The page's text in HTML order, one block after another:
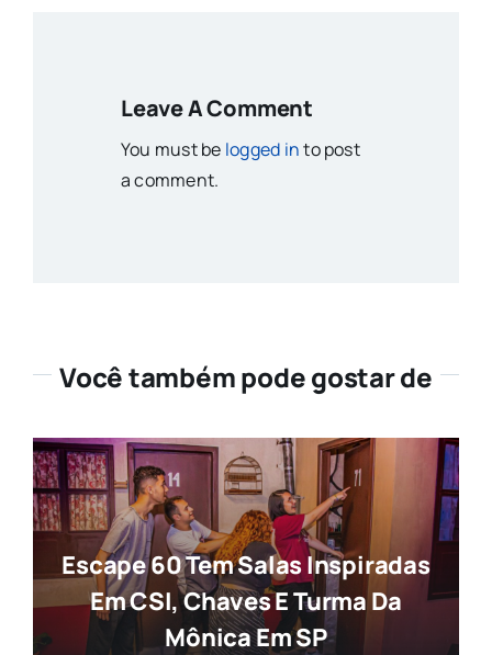
Leave A Comment
You must be logged into post
a comment.
Você também pode gostar de
Escape 60 Tem Salas Inspiradas
Em CSI, Chaves E Turma Da
Mônica Em SP